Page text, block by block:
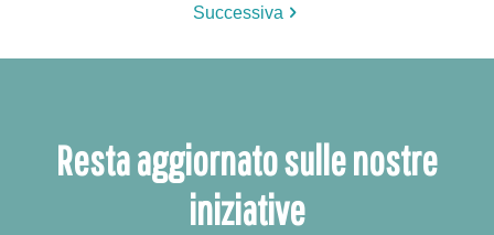
Successiva
Resta aggiornato sulle nostre
iniziative